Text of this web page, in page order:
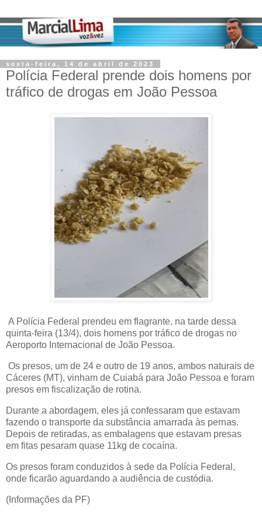
sexta-feira, 14 de abril de 2023
Polícia Federal prende dois homens por
tráfico de drogas em João Pessoa
A Polícia Federal prendeu em flagrante, na tarde dessa
quinta-feira (13/4), dois homens por tráfico de drogas no
Aeroporto Internacional de João Pessoa.
Os presos, um de 24 e outro de 19 anos, ambos naturais de
Cáceres (MT), vinham de Cuiabá para João Pessoa e foram
presos em fiscalização de rotina.
Durante a abordagem, eles já confessaram que estavam
fazendo o transporte da substância amarrada às pernas.
Depois de retiradas, as embalagens que estavam presas
em fitas pesaram quase 11kg de cocaína.
Os presos foram conduzidos à sede da Polícia Federal,
onde ficarão aguardando a audiência de custódia.
(Informações da PF)